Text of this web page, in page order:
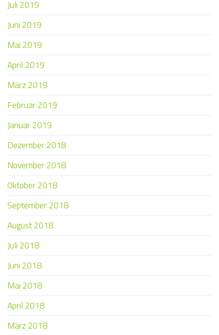
Juli 2019
Juni 2019
Mai 2019
April 2019
März 2019
Februar 2019
Januar 2019
Dezember 2018
November 2018
Oktober 2018
September 2018
August 2018
Juli 2018
Juni 2018
Mai 2018
April 2018
März 2018